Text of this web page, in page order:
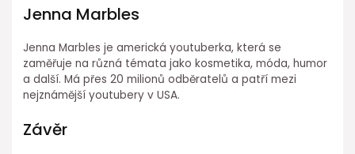
Jenna Marbles
Jenna Marbles je americká youtuberka, která se
zaměřuje na různá témata jako kosmetika, móda, humor
a další. Má přes 20 milionů odběratelů a patří mezi
nejznámější youtubery v USA.
Závěr